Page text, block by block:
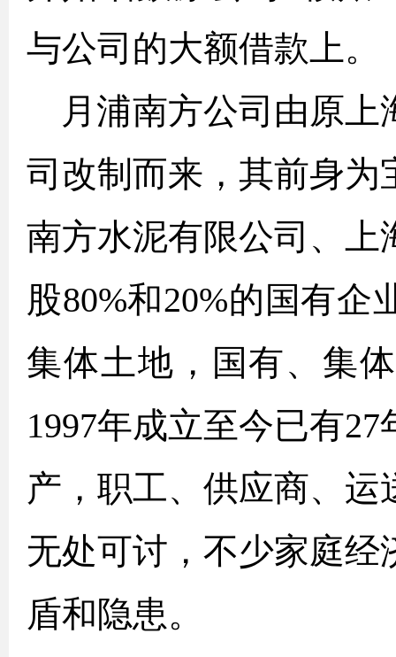
与公司的大额借款上。
月浦南方公司由原
司改制而来，其前身为
南方水泥有限公司、上
股80%和20%的国有
集体土地，国有、集
1997年成立至今已有
产，职工、供应商、
无处可讨，不少家庭
盾和隐患。